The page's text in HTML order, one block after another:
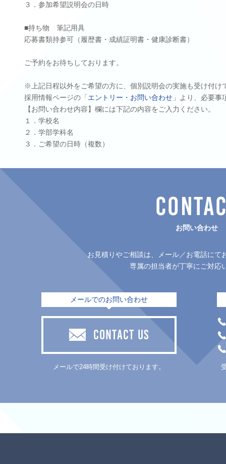
３．参加希望説明会の日時
■持ち物 筆記用具
応募書類持参可（履歴書・成績証明書・健康診断書）
ご予約をお待ちしております。
※上記日程以外をご希望の方に、個別説明会の実施も受け付け
採用情報ページの「 エントリー・お問い合わせ 」より、必要
【お問い合わせ内容】欄には下記の内容をご入力ください。
１．学校名
２．学部学科名
３．ご希望の日時（複数）
お問い合わせ
お見積りやご相談は、メール／お電話にて
専属の担当者が丁寧にご対応
メールでのお問い合わせ
CONTACT US
メールで24時間受け付けております。